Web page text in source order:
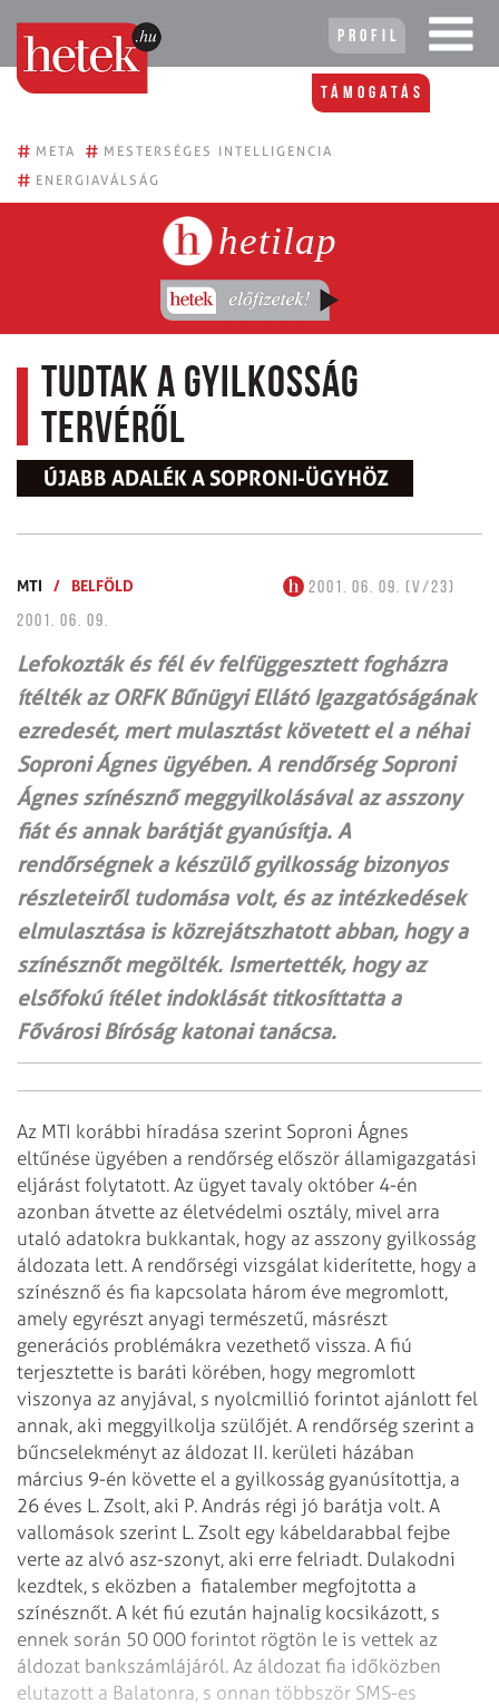
Profil
Támogatás
# META # MESTERSÉGES INTELLIGENCIA
# ENERGIAVÁLSÁG
hetilap
Tudtak a gyilkosság
tervéről
ÚJABB ADALÉK A SOPRONI-ÜGYHÖZ
MTI / BELFÖLD
2001. 06. 09. (V/23)
2001. 06. 09.
Lefokozták és fél év felfüggesztett fogházra
ítélték az ORFK Bűnügyi Ellátó Igazgatóságának
ezredesét, mert mulasztást követett el a néhai
Soproni Ágnes ügyében. A rendőrség Soproni
Ágnes színésznő meggyilkolásával az asszony
fiát és annak barátját gyanúsítja. A
rendőrségnek a készülő gyilkosság bizonyos
részleteiről tudomása volt, és az intézkedések
elmulasztása is közrejátszhatott abban, hogy a
színésznőt megölték. Ismertették, hogy az
elsőfokú ítélet indoklását titkosíttatta a
Fővárosi Bíróság katonai tanácsa.
Az MTI korábbi híradása szerint Soproni Ágnes
eltűnése ügyében a rendőrség először államigazgatási
eljárást folytatott. Az ügyet tavaly október 4-én
azonban átvette az életvédelmi osztály, mivel arra
utaló adatokra bukkantak, hogy az asszony gyilkosság
áldozata lett. A rendőrségi vizsgálat kiderítette, hogy a
színésznő és fia kapcsolata három éve megromlott,
amely egyrészt anyagi természetű, másrészt
generációs problémákra vezethető vissza. A fiú
terjesztette is baráti körében, hogy megromlott
viszonya az anyjával, s nyolcmillió forintot ajánlott fel
annak, aki meggyilkolja szülőjét. A rendőrség szerint a
bűncselekményt az áldozat II. kerületi házában
március 9-én követte el a gyilkosság gyanúsítottja, a
26 éves L. Zsolt, aki P. András régi jó barátja volt. A
vallomások szerint L. Zsolt egy kábeldarabbal fejbe
verte az alvó asz-szonyt, aki erre felriadt. Dulakodni
kezdtek, s eközben a fiatalember megfojtotta a
színésznőt. A két fiú ezután hajnalig kocsikázott, s
ennek során 50 000 forintot rögtön le is vettek az
áldozat bankszámlájáról. Az áldozat fia időközben
elutazott a Balatonra, s onnan többször SMS-es